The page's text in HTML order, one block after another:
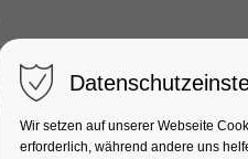
Wir setzen auf unserer Webseite
erforderlich, während andere uns